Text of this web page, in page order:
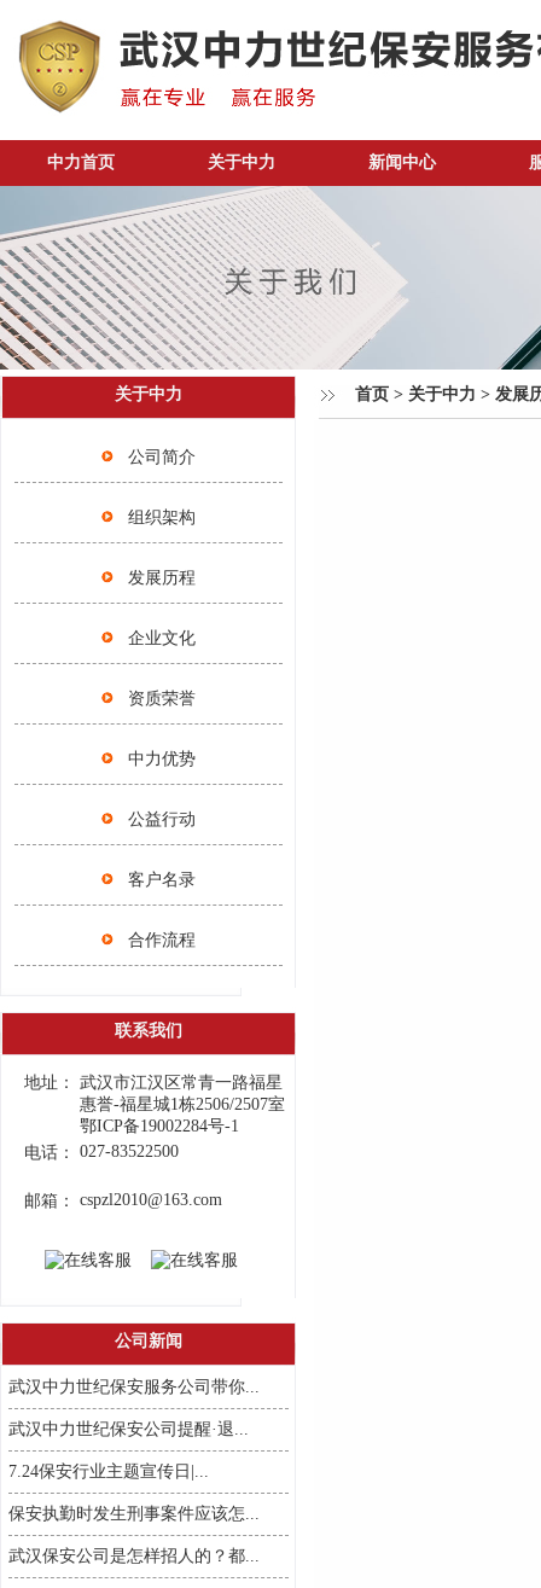
中力首页 关于中力 新闻中心
关于中力
公司简介
组织架构
发展历程
企业文化
资质荣誉
中力优势
公益行动
客户名录
合作流程
联系我们
地址：
武汉市江汉区常青一路福星
惠誉-福星城1栋2506/2507室
鄂ICP备19002284号-1
电话：
027-83522500
邮箱： cspzl2010@163.com
公司新闻
武汉中力世纪保安服务公司带你...
武汉中力世纪保安公司提醒·退...
7.24保安行业主题宣传日|...
保安执勤时发生刑事案件应该怎...
武汉保安公司是怎样招人的？都...
首页 > 关于中力 > 发展